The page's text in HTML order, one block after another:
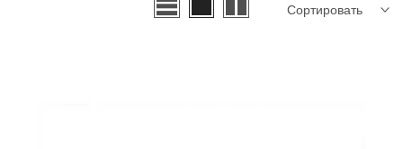
Сортировать